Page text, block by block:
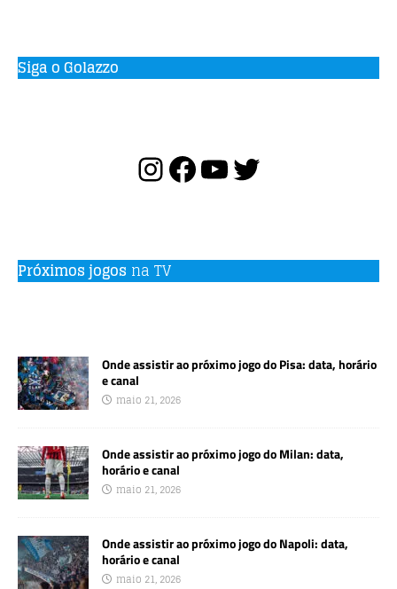
Siga o Golazzo
Próximos jogos na TV
Onde assistir ao próximo jogo do Pisa: data, horário
e canal
maio 21, 2026
Onde assistir ao próximo jogo do Milan: data,
horário e canal
maio 21, 2026
Onde assistir ao próximo jogo do Napoli: data,
horário e canal
maio 21, 2026